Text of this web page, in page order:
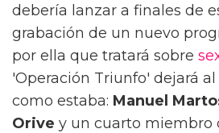
debería lanzar a finales de
grabación de un nuevo
por ella que tratará sobre
'Operación Triunfo' dejará
como estaba: Manuel
Orive y un cuarto miembro